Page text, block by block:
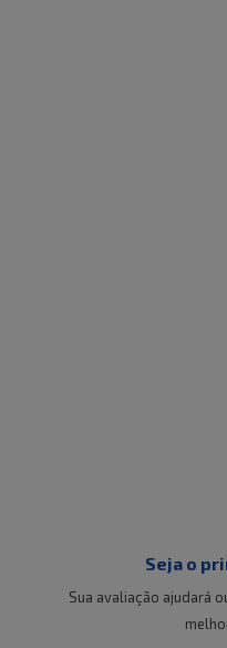
Seja o
Sua avaliação ajudará